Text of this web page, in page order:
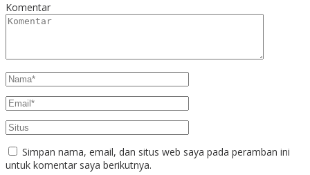
Komentar
Simpan nama, email, dan situs web saya pada peramban ini
untuk komentar saya berikutnya.